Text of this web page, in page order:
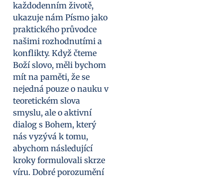
každodenním životě,
ukazuje nám Písmo jako
praktického průvodce
našimi rozhodnutími a
konflikty. Když čteme
Boží slovo, měli bychom
mít na paměti, že se
nejedná pouze o nauku v
teoretickém slova
smyslu, ale o aktivní
dialog s Bohem, který
nás vyzývá k tomu,
abychom následující
kroky formulovali skrze
víru. Dobré porozumění